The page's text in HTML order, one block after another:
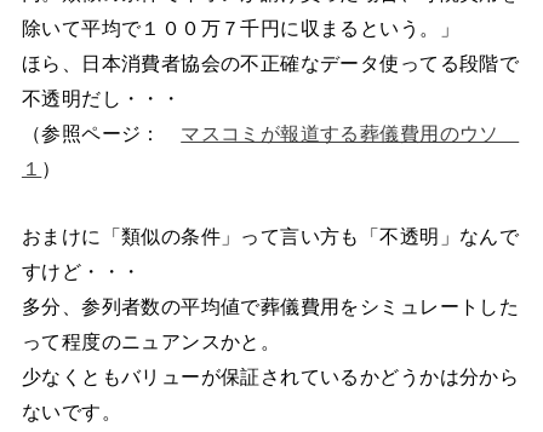
除いて平均で１００万７千円に収まるという。」
ほら、日本消費者協会の不正確なデータ使ってる段階で
不透明だし・・・
（参照ページ： マスコミが報道する葬儀費用のウソ
１ ）
おまけに「類似の条件」って言い方も「不透明」なんで
すけど・・・
多分、参列者数の平均値で葬儀費用をシミュレートした
って程度のニュアンスかと。
少なくともバリューが保証されているかどうかは分から
ないです。